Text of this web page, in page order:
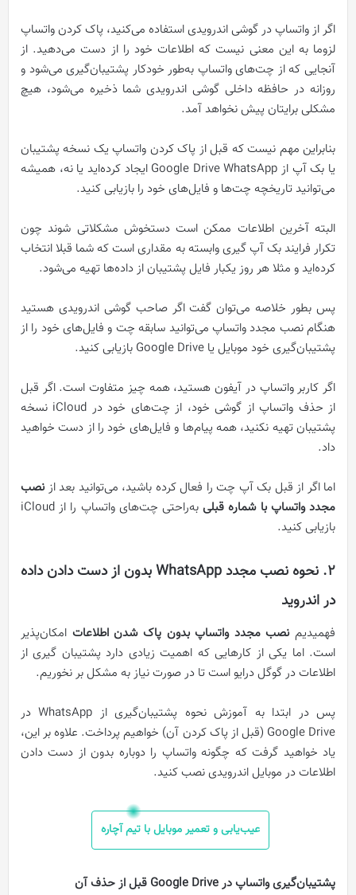
اگر از واتساپ در گوشی اندرویدی استفاده می‌کنید، پاک کردن واتساپ
لزوما به این معنی نیست که اطلاعات خود را از دست می‌دهید. از
آنجایی که از چت‌های واتساپ به‌طور خودکار پشتیبان‌گیری می‌شود و
روزانه در حافظه داخلی گوشی اندرویدی شما ذخیره می‌شود، هیچ
مشکلی برایتان پیش نخواهد آمد.
بنابراین مهم نیست که قبل از پاک کردن واتساپ یک نسخه پشتیبان
یا بک آپ از Google Drive WhatsApp ایجاد کرده‌اید یا نه، همیشه
می‌توانید تاریخچه چت‌ها و فایل‌های خود را بازیابی کنید.
البته آخرین اطلاعات ممکن است دستخوش مشکلاتی شوند چون
تکرار فرایند بک آپ گیری وابسته به مقداری است که شما قبلا انتخاب
کرده‌اید و مثلا هر روز یکبار فایل پشتیبان از داده‌ها تهیه می‌شود.
پس بطور خلاصه می‌توان گفت اگر صاحب گوشی اندرویدی هستید
هنگام نصب مجدد واتساپ می‌توانید سابقه چت و فایل‌های خود را از
پشتیبان‌گیری خود موبایل یا Google Drive بازیابی کنید.
اگر کاربر واتساپ در آیفون هستید، همه چیز متفاوت است. اگر قبل
از حذف واتساپ از گوشی خود، از چت‌های خود در iCloud نسخه
پشتیبان تهیه نکنید، همه پیام‌ها و فایل‌های خود را از دست خواهید
داد.
اما اگر از قبل بک آپ چت را فعال کرده باشید، می‌توانید بعد ازنصب
مجدد واتساپ با شماره قبلی
به‌راحتی چت‌های واتساپ را از iCloud
بازیابی کنید.
۲. نحوه نصب مجدد WhatsApp بدون از دست دادن داده
در اندروید
فهمیدیمنصب مجدد واتساپ بدون پاک شدن اطلاعات امکان‌پذیر
است. اما یکی از کارهایی که اهمیت زیادی دارد پشتیبان گیری از
اطلاعات در گوگل درایو است تا در صورت نیاز به مشکل بر نخوریم.
پس در ابتدا به آموزش نحوه پشتیبان‌گیری از WhatsApp در
Google Drive (قبل از پاک کردن آن) خواهیم پرداخت. علاوه بر این،
یاد خواهید گرفت که چگونه واتساپ را دوباره بدون از دست دادن
اطلاعات در موبایل اندرویدی نصب کنید.
عیب‌یابی و تعمیر موبایل با تیم آچاره
پشتیبان‌گیری واتساپ در Google Drive قبل از حذف آن